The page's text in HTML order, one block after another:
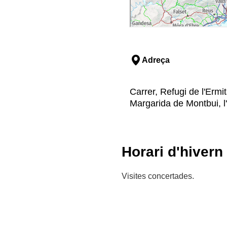
Adreça
Carrer, Refugi de
Margarida de Montbui,
Horari d'hivern
Visites concertades.